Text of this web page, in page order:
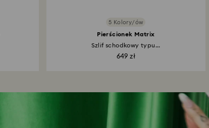
5 Kolory/ów
Pierścionek Matrix
Szlif schodkowy typu...
649 zł